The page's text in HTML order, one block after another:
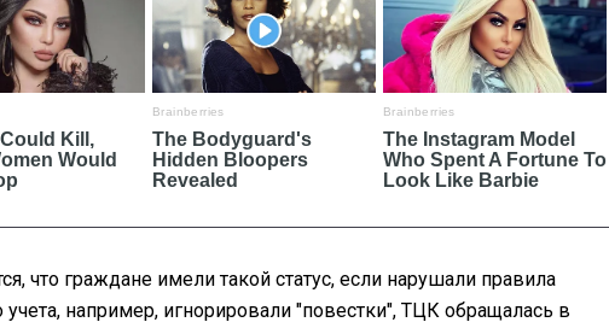
что граждане имели такой статус, если нарушали правила
учета, например, игнорировали "повестки", ТЦК обращалась в